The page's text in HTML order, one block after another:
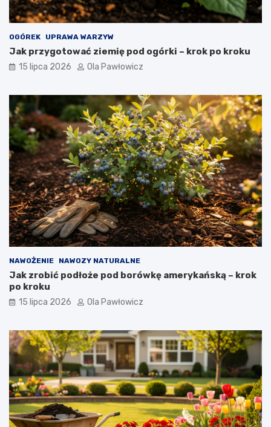
OGÓREK UPRAWA WARZYW
Jak przygotować ziemię pod ogórki – krok po kroku
15 lipca 2026 Ola Pawłowicz
NAWOŻENIE NAWOZY NATURALNE
Jak zrobić podłoże pod borówkę amerykańską – krok
po kroku
15 lipca 2026 Ola Pawłowicz